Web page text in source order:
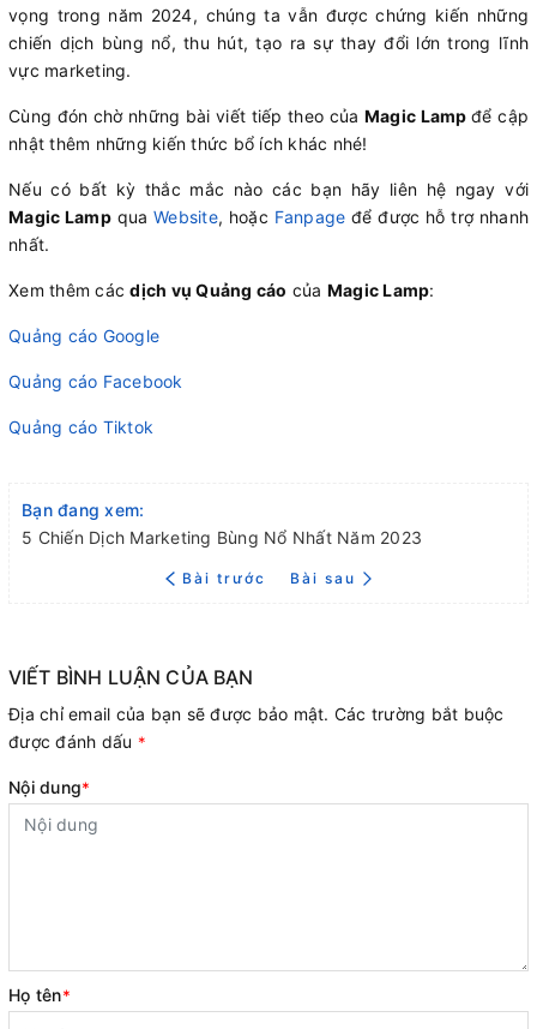
vọng trong năm 2024, chúng ta vẫn được chứng kiến những
chiến dịch bùng nổ, thu hút, tạo ra sự thay đổi lớn trong lĩnh
vực marketing.
Cùng đón chờ những bài viết tiếp theo của Magic Lampđể cập
nhật thêm những kiến thức bổ ích khác nhé!
Nếu có bất kỳ thắc mắc nào các bạn hãy liên hệ ngay với
Magic LampquaWebsite, hoặc Fanpageđể được hỗ trợ nhanh
nhất.
Xem thêm cácdịch vụ Quảng cáo của Magic Lamp:
Quảng cáo Google
Quảng cáo Facebook
Quảng cáo Tiktok
Bạn đang xem:
5 Chiến Dịch Marketing Bùng Nổ Nhất Năm 2023
Bài trước Bài sau
VIẾT BÌNH LUẬN CỦA BẠN
Địa chỉ email của bạn sẽ được bảo mật. Các trường bắt buộc
được đánh dấu *
Nội dung*
Họ tên*